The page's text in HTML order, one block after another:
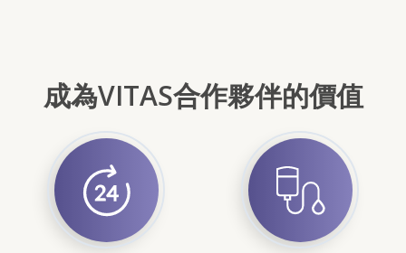
成為VITAS合作夥伴的價值